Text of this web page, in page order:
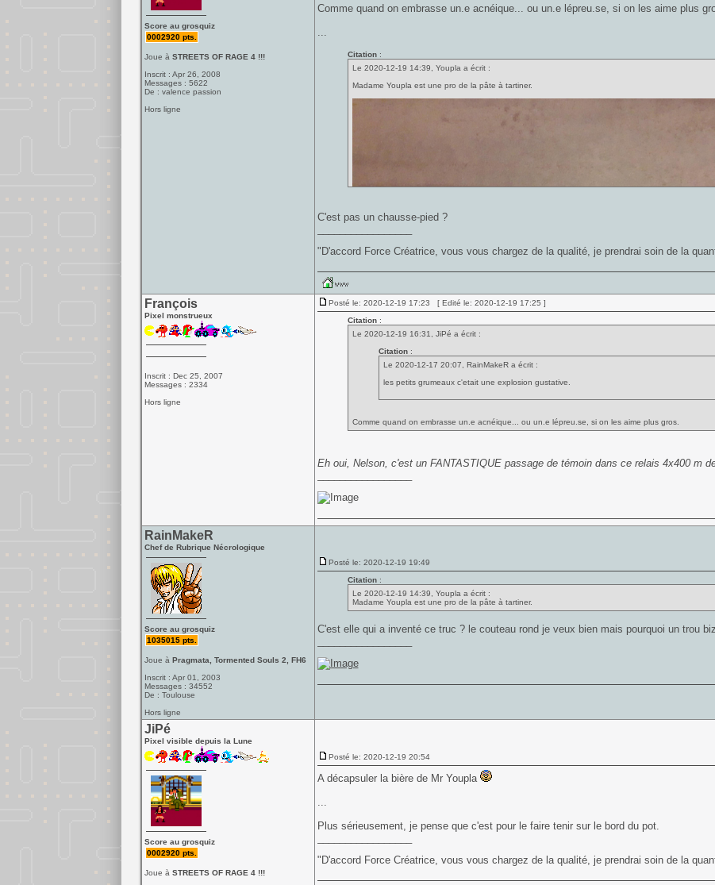
Score au grosquiz
0002920 pts.
Joue à STREETS OF RAGE 4 !!!
Inscrit : Apr 26, 2008
Messages : 5622
De : valence passion
Hors ligne
Comme quand on embrasse un.e acnéique... ou un.e lépreu.se, si on les aime plus
...
Citation:
Le 2020-12-19 14:39, Youpla a écrit :
Madame Youpla est une pro de la pâte à tartiner.
C'est pas un chausse-pied ?
"D'accord Force Créatrice, vous vous chargez de la qualité, je prendrai soin de la
François
Pixel monstrueux
Inscrit : Dec 25, 2007
Messages : 2334
Hors ligne
Posté le: 2020-12-19 17:23 [ Edité le: 2020-12-19 17:25 ]
Citation:
Le 2020-12-19 16:31, JiPé a écrit :
Citation :
Le 2020-12-17 20:07, RainMakeR a écrit :
les petits grumeaux c'etait une explosion gustative.
Comme quand on embrasse un.e acnéique... ou un.e lépreu.se, si on les aime plus gros.
Eh oui, Nelson, c'est un FANTASTIQUE passage de témoin dans ce relais 4x400 m
RainMakeR
Chef de Rubrique Nécrologique
Score au grosquiz
1035015 pts.
Joue à Pragmata, Tormented Souls 2, FH6
Inscrit : Apr 01, 2003
Messages : 34552
De : Toulouse
Hors ligne
Posté le: 2020-12-19 19:49
Citation:
Le 2020-12-19 14:39, Youpla a écrit :
Madame Youpla est une pro de la pâte à tartiner.
C'est elle qui a inventé ce truc ? le couteau rond je veux bien mais pourquoi un trou
JiPé
Pixel visible depuis la Lune
Score au grosquiz
0002920 pts.
Joue à STREETS OF RAGE 4 !!!
Posté le: 2020-12-19 20:54
A décapsuler la bière de Mr Youpla
...
Plus sérieusement, je pense que c'est pour le faire tenir sur le bord du pot.
"D'accord Force Créatrice, vous vous chargez de la qualité, je prendrai soin de la